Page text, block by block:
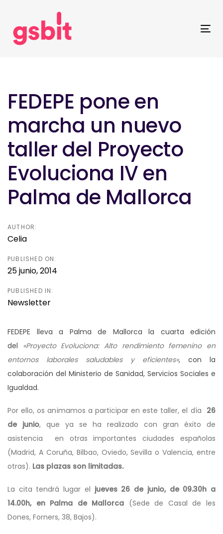
primary
navigation
FEDEPE pone en
marcha un nuevo
taller del Proyecto
Evoluciona IV en
Palma de Mallorca
AUTHOR:
Celia
PUBLISHED ON:
25 junio, 2014
PUBLISHED IN:
Newsletter
FEDEPE lleva a Palma de Mallorca la cuarta edición
del
«Proyecto Evoluciona: Alto rendimiento femenino en
entornos laborales saludables y eficientes», con la
colaboración del Ministerio de Sanidad, Servicios Sociales e
Igualdad.
Por ello, os animamos a participar en este taller, el día 26
de junio, que ya se ha realizado con gran éxito de
asistencia en otras importantes ciudades españolas
(Madrid, A Coruña, Bilbao, Oviedo, Sevilla o Valencia, entre
otras). Las plazas son limitadas.
La cita tendrá lugar el jueves 26 de junio, de 09.30h a
14.00h, en Palma de Mallorca (Sede de Casal de les
Dones, Forners, 38, Bajos).
navigation